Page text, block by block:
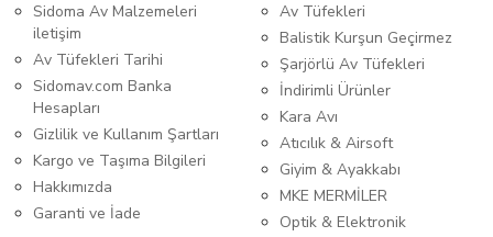
Sidoma Av Malzemeleri
iletişim
Av Tüfekleri Tarihi
Sidomav.com Banka
Hesapları
Gizlilik ve Kullanım Şartları
Kargo ve Taşıma Bilgileri
Hakkımızda
Garanti ve İade
Av Tüfekleri
Balistik Kurşun Geçirmez
Şarjörlü Av Tüfekleri
İndirimli Ürünler
Kara Avı
Atıcılık & Airsoft
Giyim & Ayakkabı
MKE MERMİLER
Optik & Elektronik